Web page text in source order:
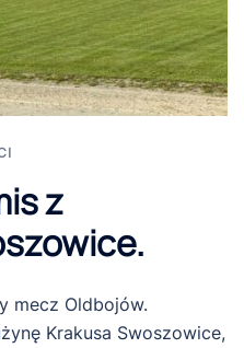
z
mecz Oldbojów.
Krakusa Swoszowice,